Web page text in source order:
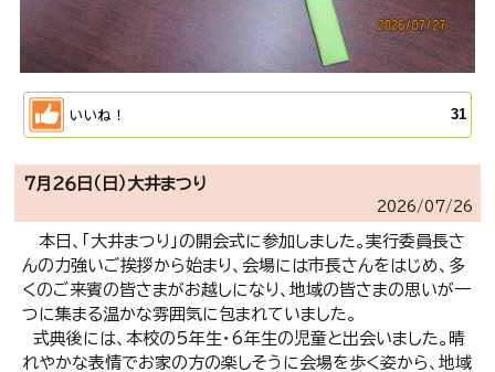
いいね！ 31
７月２６日（日）大井まつり
2026/07/26
本日、「大井まつり」の開会式に参加しました。実行委員長さ
んの力強いご挨拶から始まり、会場には市長さんをはじめ、多
くのご来賓の皆さまがお越しになり、地域の皆さまの思いが一
つに集まる温かな雰囲気に包まれていました。
式典後には、本校の5年生・6年生の児童と出会いました。晴
れやかな表情でお家の方の楽しそうに会場を歩く姿から、地域